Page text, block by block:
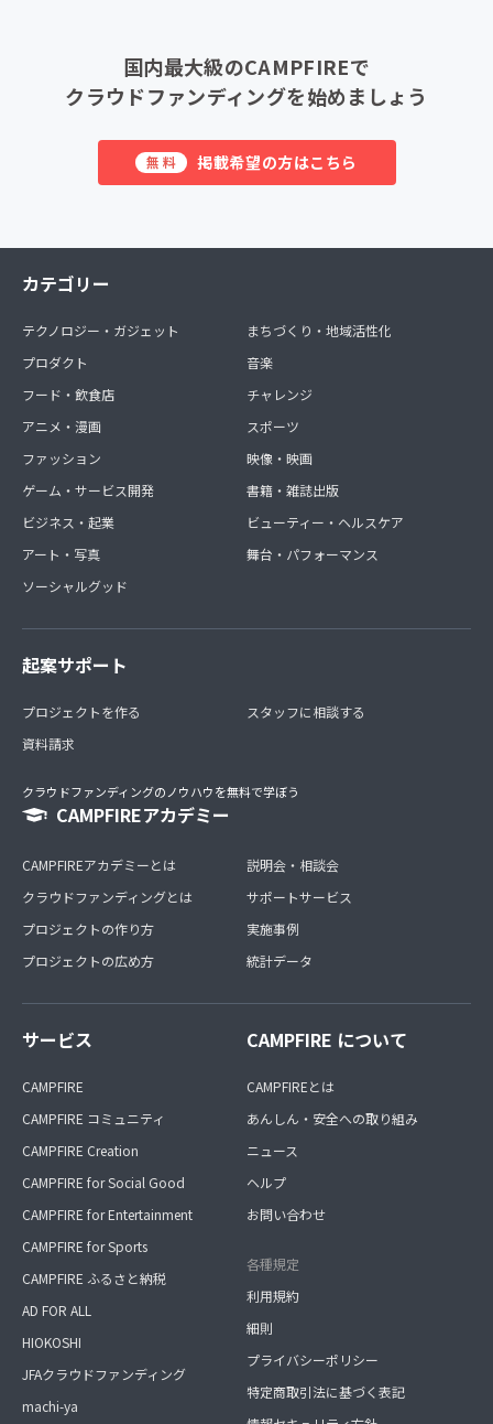
国内最大級のCAMPFIREで
クラウドファンディングを始めましょう
無料 掲載希望の方はこちら
カテゴリー
テクノロジー・ガジェット
プロダクト
フード・飲食店
アニメ・漫画
ファッション
ゲーム・サービス開発
ビジネス・起業
アート・写真
ソーシャルグッド
まちづくり・地域活性化
音楽
チャレンジ
スポーツ
映像・映画
書籍・雑誌出版
ビューティー・ヘルスケア
舞台・パフォーマンス
起案サポート
プロジェクトを作る
資料請求
スタッフに相談する
クラウドファンディングのノウハウを無料で学ぼう
CAMPFIREアカデミー
CAMPFIREアカデミーとは
クラウドファンディングとは
プロジェクトの作り方
プロジェクトの広め方
説明会・相談会
サポートサービス
実施事例
統計データ
サービス
CAMPFIRE
CAMPFIRE コミュニティ
CAMPFIRE Creation
CAMPFIRE for Social Good
CAMPFIRE for Entertainment
CAMPFIRE for Sports
CAMPFIRE ふるさと納税
AD FOR ALL
HIOKOSHI
JFAクラウドファンディング
machi-ya
CAMPFIRE について
CAMPFIREとは
あんしん・安全への取り組み
ニュース
ヘルプ
お問い合わせ
各種規定
利用規約
細則
プライバシーポリシー
特定商取引法に基づく表記